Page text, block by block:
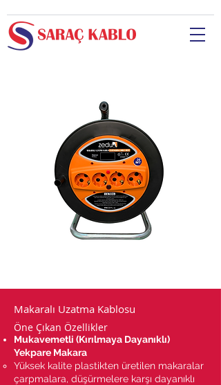
Makaralı Uzatma Kablosu
Öne Çıkan Özellikler
Mukavemetli (Kırılmaya Dayanıklı)
Yekpare Makara
Yüksek kalite plastikten üretilen makaralar
çarpmalara, düşürmelere karşı dayanıklı